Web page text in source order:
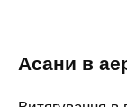
асани в